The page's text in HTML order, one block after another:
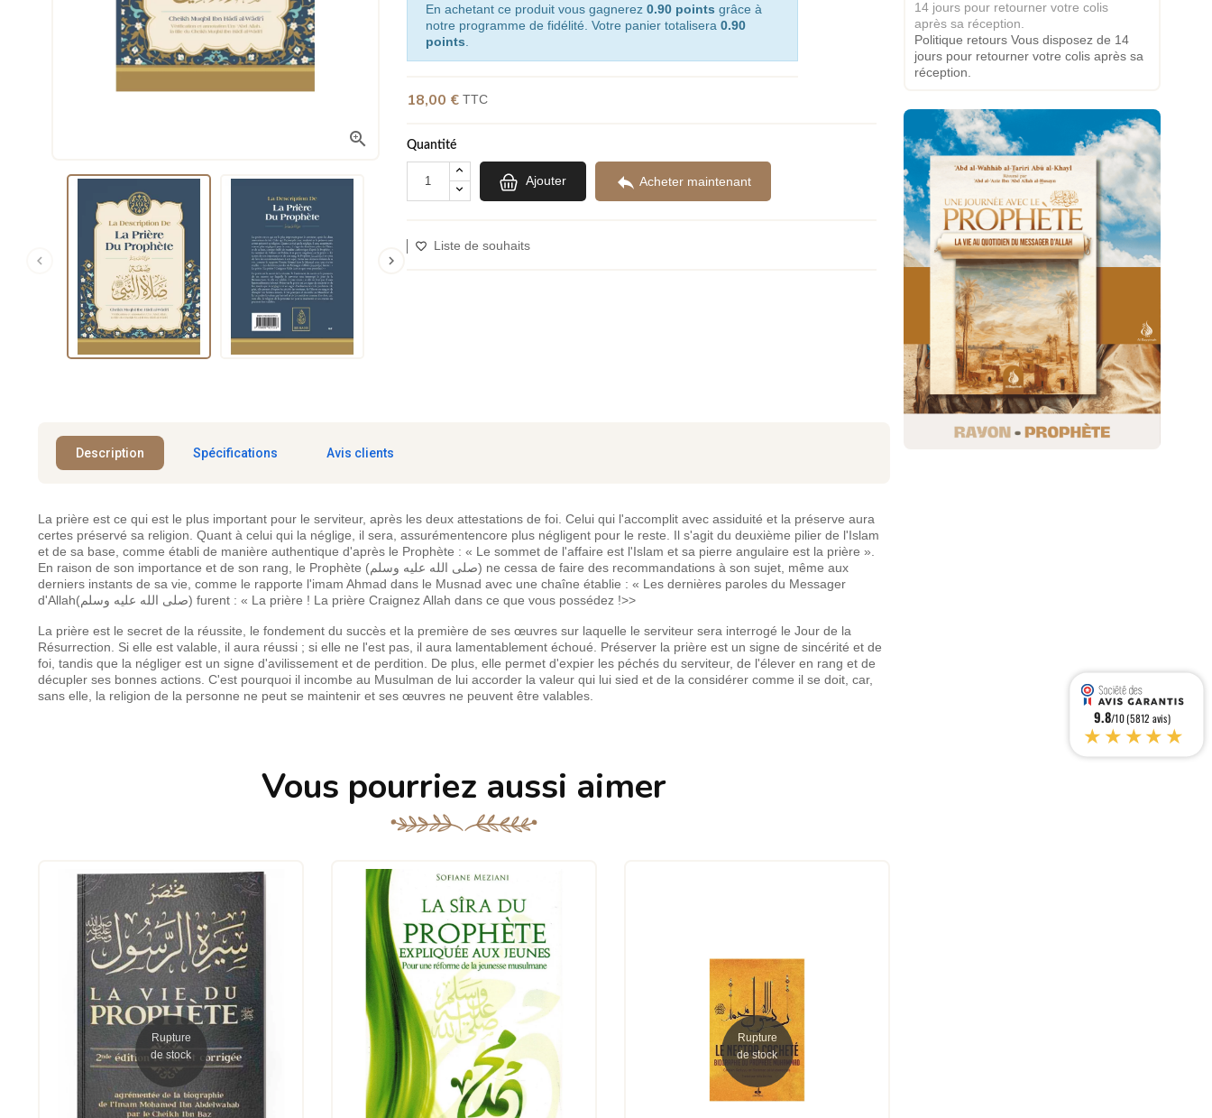

 
En achetant ce produit vous gagnerez 0.90 points grâce à
notre programme de fidélité. Votre panier totalisera 0.90
points
18,00 €TTC
Quantité
Ajouter  Acheter maintenant
Liste de souhaits
Description Spécifications Avis clients
La prière est ce qui est le plus important pour le serviteur, après les deux attestations de foi. Celui qui l'accomplit avec assiduité et la préserve aura
certes préservé sa religion. Quant à celui qui la néglige, il sera, assurémentencore plus négligent pour le reste. Il s'agit du deuxième pilier de l'Islam
et de sa base, comme établi de manière authentique d'après le Prophète : « Le sommet de l'affaire est l'Islam et sa pierre angulaire est la prière ».
En raison de son importance et de son rang, le Prophète (صلى الله عليه وسلم) ne cessa de faire des recommandations à son sujet, même aux
derniers instants de sa vie, comme le rapporte l'imam Ahmad dans le Musnad avec une chaîne établie : « Les dernières paroles du Messager
d'Allah(صلى الله عليه وسلم) furent : « La prière ! La prière Craignez Allah dans ce que vous possédez !>>
La prière est le secret de la réussite, le fondement du succès et la première de ses œuvres sur laquelle le serviteur sera interrogé le Jour de la
Résurrection. Si elle est valable, il aura réussi ; si elle ne l'est pas, il aura lamentablement échoué. Préserver la prière est un signe de sincérité et de
foi, tandis que la négliger est un signe d'avilissement et de perdition. De plus, elle permet d'expier les péchés du serviteur, de l'élever en rang et de
décupler ses bonnes actions. C'est pourquoi il incombe au Musulman de lui accorder la valeur qui lui sied et de la considérer comme il se doit, car,
sans elle, la religion de la personne ne peut se maintenir et ses œuvres ne peuvent être valables.
Vous pourriez aussi aimer
Rupture
de stock
Rupture
de stock
Politique retours Vous disposez de 14
jours pour retourner votre colis après sa
réception.
9.8/10 (5812 avis)
★★★★★